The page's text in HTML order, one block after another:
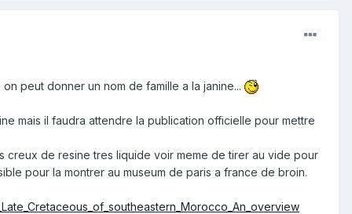
peut donner un nom de famille a la janine...
mais il faudra attendre la publication officielle pour mettre
de resine tres liquide voir meme de tirer au vide pour
pour la montrer au museum de paris a france de broin.